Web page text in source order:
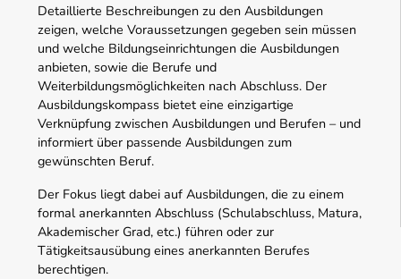
Detaillierte Beschreibungen zu den Ausbildungen
zeigen, welche Voraussetzungen gegeben sein müssen
und welche Bildungseinrichtungen die Ausbildungen
anbieten, sowie die Berufe und
Weiterbildungsmöglichkeiten nach Abschluss. Der
Ausbildungskompass bietet eine einzigartige
Verknüpfung zwischen Ausbildungen und Berufen – und
informiert über passende Ausbildungen zum
gewünschten Beruf.
Der Fokus liegt dabei auf Ausbildungen, die zu einem
formal anerkannten Abschluss (Schulabschluss, Matura,
Akademischer Grad, etc.) führen oder zur
Tätigkeitsausübung eines anerkannten Berufes
berechtigen.